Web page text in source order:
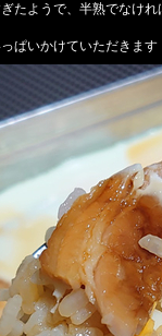
たようで、半熟でなけ
ぱいかけていただきます